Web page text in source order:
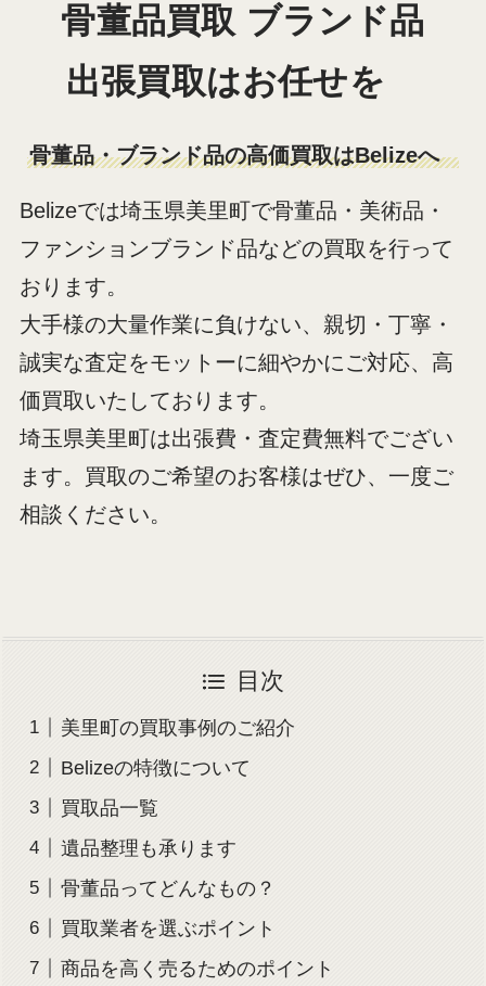
骨董品買取 ブランド品
出張買取はお任せを
骨董品・ブランド品の高価買取はBelizeへ
Belizeでは埼玉県美里町で骨董品・美術品・
ファンションブランド品などの買取を行って
おります。
大手様の大量作業に負けない、親切・丁寧・
誠実な査定をモットーに細やかにご対応、高
価買取いたしております。
埼玉県美里町は出張費・査定費無料でござい
ます。買取のご希望のお客様はぜひ、一度ご
相談ください。
目次
美里町の買取事例のご紹介
Belizeの特徴について
買取品一覧
遺品整理も承ります
骨董品ってどんなもの？
買取業者を選ぶポイント
商品を高く売るためのポイント